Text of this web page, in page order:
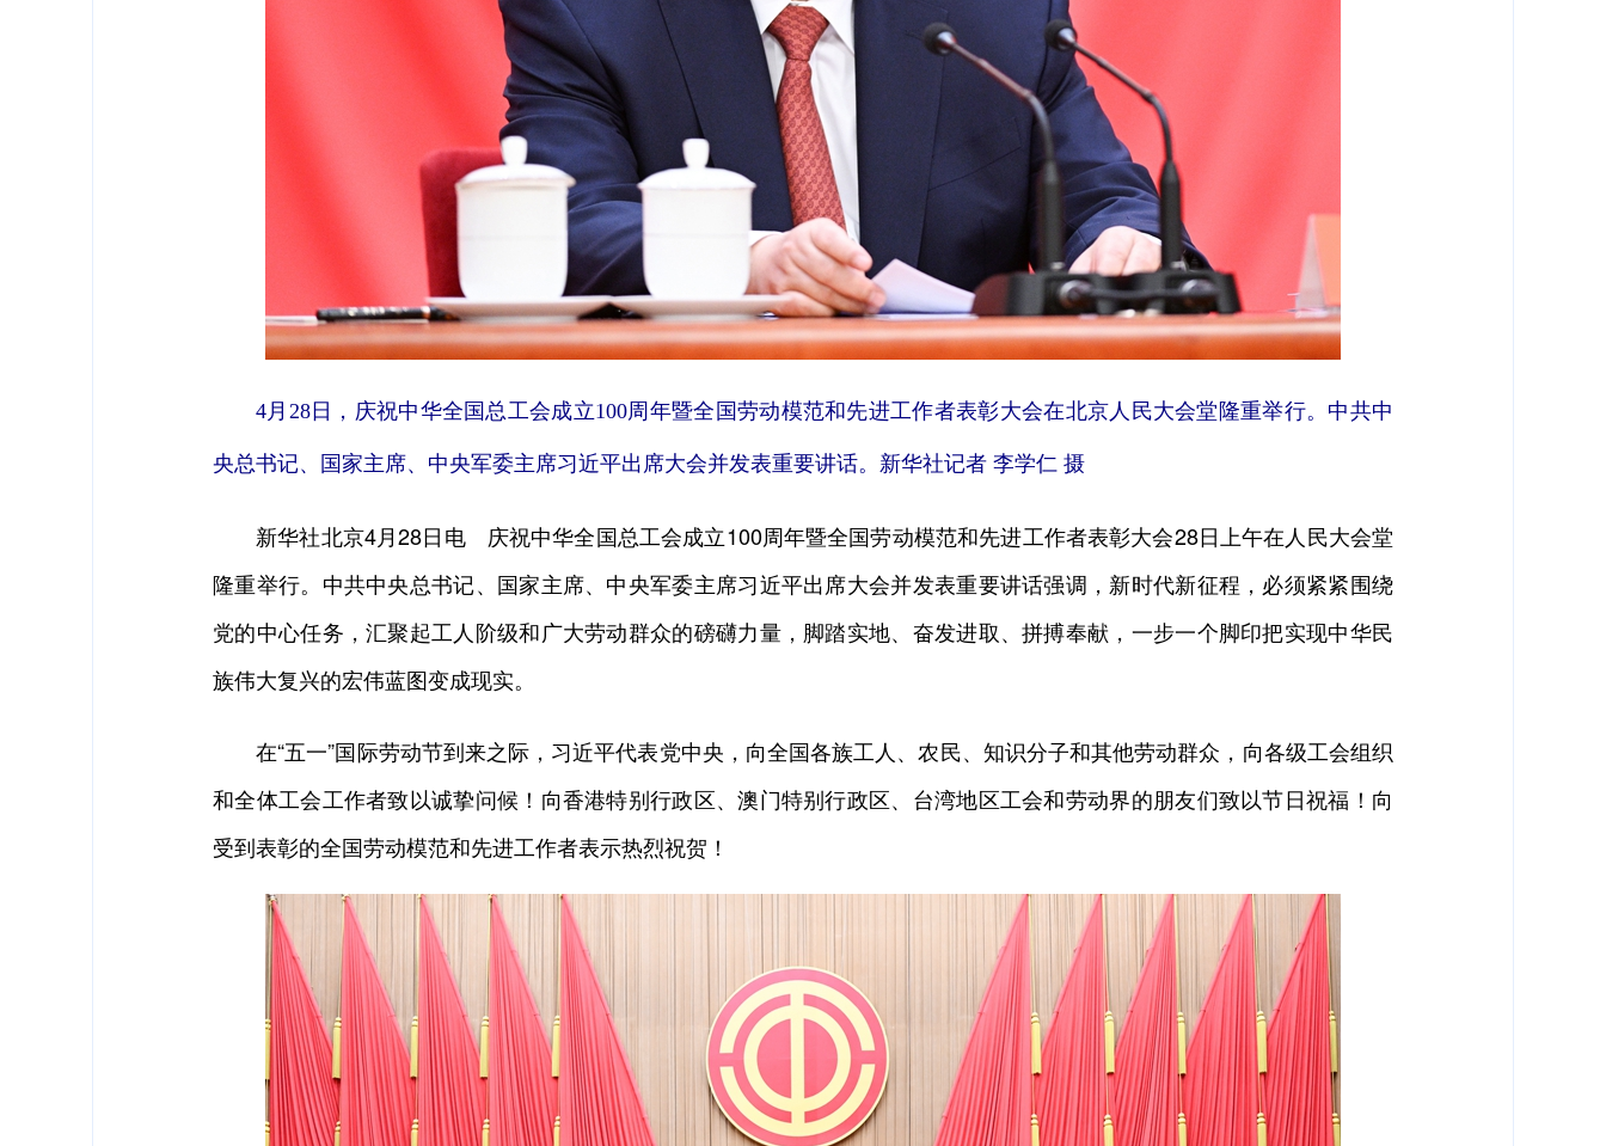
4月28日，庆祝中华全国总工会成立100周年暨全国劳动模范和先进工作者表彰大会在北京人民大会堂隆重举行。中共中
央总书记、国家主席、中央军委主席习近平出席大会并发表重要讲话。新华社记者 李学仁 摄
新华社北京4月28日电 庆祝中华全国总工会成立100周年暨全国劳动模范和先进工作者表彰大会28日上午在人民大会堂
隆重举行。中共中央总书记、国家主席、中央军委主席习近平出席大会并发表重要讲话强调，新时代新征程，必须紧紧围绕
党的中心任务，汇聚起工人阶级和广大劳动群众的磅礴力量，脚踏实地、奋发进取、拼搏奉献，一步一个脚印把实现中华民
族伟大复兴的宏伟蓝图变成现实。
在“五一”国际劳动节到来之际，习近平代表党中央，向全国各族工人、农民、知识分子和其他劳动群众，向各级工会组织
和全体工会工作者致以诚挚问候！向香港特别行政区、澳门特别行政区、台湾地区工会和劳动界的朋友们致以节日祝福！向
受到表彰的全国劳动模范和先进工作者表示热烈祝贺！